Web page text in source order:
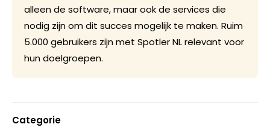
alleen de software, maar ook de services die
nodig zijn om dit succes mogelijk te maken. Ruim
5.000 gebruikers zijn met Spotler NL relevant voor
hun doelgroepen.
Categorie